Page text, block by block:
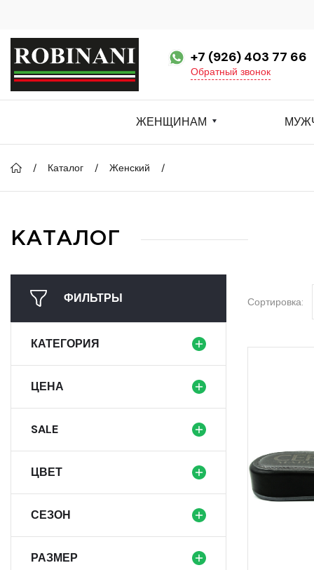
+7 (926) 403 77 66
Обратный звонок
ЖЕНЩИНАМ
Каталог Женский
КАТАЛОГ
ФИЛЬТРЫ
КАТЕГОРИЯ
ЦЕНА
SALE
ЦВЕТ
СЕЗОН
РАЗМЕР
Сортировка: